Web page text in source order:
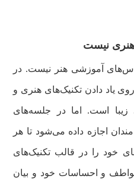
نیست
آموزشی هنر نیست. در
یاد دادن تکنیک‌های هنری و
زیبا است. اما در جلسه‌های
اجازه داده می‌شود تا هر
خود را در قالب تکنیک‌های
و احساسات خود و بیان